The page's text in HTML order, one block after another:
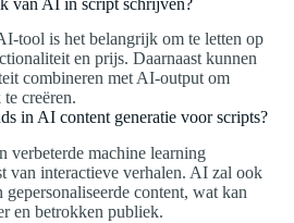
tool is het belangrijk om te letten op
en prijs. Daarnaast kunnen
combineren met AI-output om
creëren.
in AI content generatie voor scripts?
verbeterde machine learning
van interactieve verhalen. AI zal ook
content, wat kan
en betrokken publiek.